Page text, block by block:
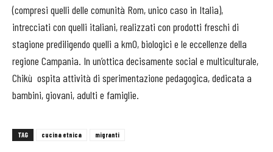
(compresi quelli delle comunità Rom, unico caso in Italia),
intrecciati con quelli italiani, realizzati con prodotti freschi di
stagione prediligendo quelli a km0, biologici e le eccellenze della
regione Campania. In un’ottica decisamente social e multiculturale,
Chikù ospita attività di sperimentazione pedagogica, dedicata a
bambini, giovani, adulti e famiglie.
TAG cucina etnica migranti